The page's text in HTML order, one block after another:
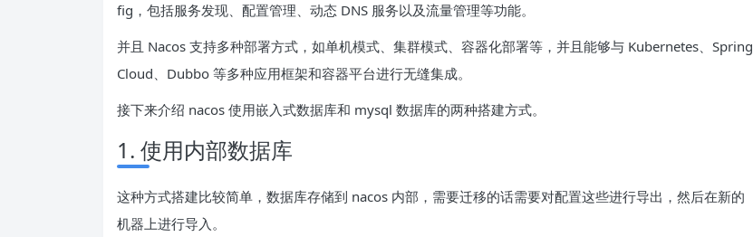
fig，包括服务发现、配置管理、动态 DNS 服务以及流量管理等功能。
并且 Nacos 支持多种部署方式，如单机模式、集群模式、容器化部署等，并且能够与 Kubernetes、Spring
Cloud、Dubbo 等多种应用框架和容器平台进行无缝集成。
接下来介绍 nacos 使用嵌入式数据库和 mysql 数据库的两种搭建方式。
1. 使用内部数据库
这种方式搭建比较简单，数据库存储到 nacos 内部，需要迁移的话需要对配置这些进行导出，然后在新的
机器上进行导入。